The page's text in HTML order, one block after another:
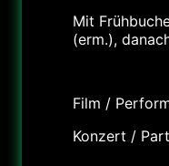
Mit
(erm.),
Film /
Konzert /